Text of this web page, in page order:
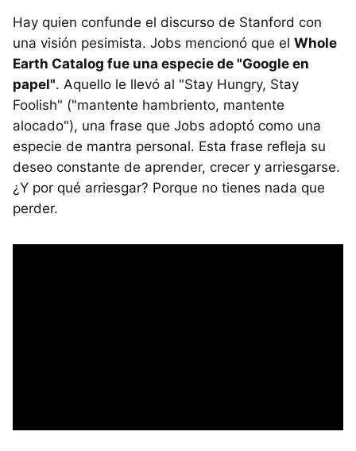
Hay quien confunde el discurso de Stanford con
una visión pesimista. Jobs mencionó que el Whole
Earth Catalog fue una especie de "Google en
papel". Aquello le llevó al "Stay Hungry, Stay
Foolish" ("mantente hambriento, mantente
alocado"), una frase que Jobs adoptó como una
especie de mantra personal. Esta frase refleja su
deseo constante de aprender, crecer y arriesgarse.
¿Y por qué arriesgar? Porque no tienes nada que
perder.